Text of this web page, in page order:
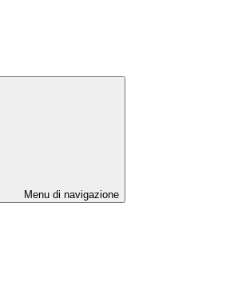
Menu di navigazione